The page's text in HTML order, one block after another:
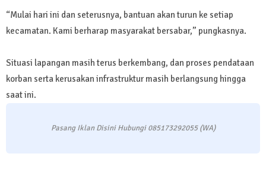
“Mulai hari ini dan seterusnya, bantuan akan turun ke setiap
kecamatan. Kami berharap masyarakat bersabar,” pungkasnya.
Situasi lapangan masih terus berkembang, dan proses pendataan
korban serta kerusakan infrastruktur masih berlangsung hingga
saat ini.
Pasang Iklan Disini Hubungi 085173292055 (WA)